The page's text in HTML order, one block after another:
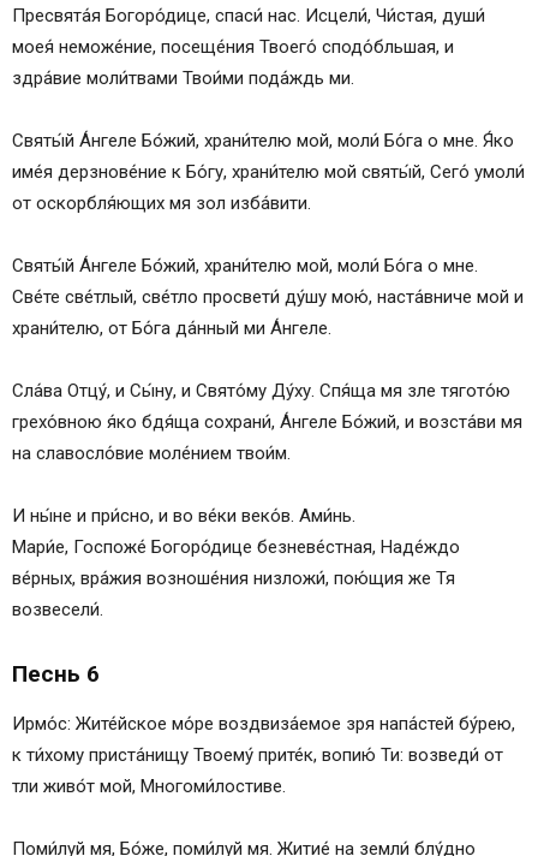
Пресвята́я Богоро́дице, спаси́ нас. Исцели́, Чи́стая, души́
моея́ неможе́ние, посеще́ния Твоего́ сподо́бльшая, и
здра́вие моли́твами Твои́ми пода́ждь ми.
Святы́й А́нгеле Бо́жий, храни́телю мой, моли́ Бо́га о мне. Я́ко
име́я дерзнове́ние к Бо́гу, храни́телю мой святы́й, Сего́ умоли́
от оскорбля́ющих мя зол изба́вити.
Святы́й А́нгеле Бо́жий, храни́телю мой, моли́ Бо́га о мне.
Све́те све́тлый, све́тло просвети́ ду́шу мою́, наста́вниче мой и
храни́телю, от Бо́га да́нный ми А́нгеле.
Сла́ва Отцу́, и Сы́ну, и Свято́му Ду́ху. Спя́ща мя зле тягото́ю
грехо́вною я́ко бдя́ща сохрани́, А́нгеле Бо́жий, и возста́ви мя
на славосло́вие моле́нием твои́м.
И ны́не и при́сно, и во ве́ки веко́в. Ами́нь.
Мари́е, Госпоже́ Богоро́дице безневе́стная, Наде́ждо
ве́рных, вра́жия возноше́ния низложи́, пою́щия же Тя
возвесели́.
Песнь 6
Ирмо́с: Жите́йское мо́ре воздвиза́емое зря напа́стей бу́рею,
к ти́хому приста́нищу Твоему́ прите́к, вопию́ Ти: возведи́ от
тли живо́т мой, Многоми́лостиве.
Поми́луй мя, Бо́же, поми́луй мя. Житие́ на земли́ блу́дно